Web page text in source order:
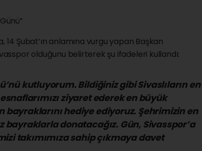
14 Şubat’ın anlamına vurgu yapan Başkan
olduğunu belirterek şu ifadeleri kullandı:
kutluyorum. Bildiğiniz gibi Sivaslıların en
ziyaret ederek en büyük
bayraklarını hediye ediyoruz. Şehrimizin en
bayraklarla donatacağız. Gün, Sivasspor’a
takımımıza sahip çıkmaya davet